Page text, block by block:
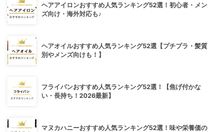
ヘアアイロンおすすめ人気ランキング52選！初心者・メン
ズ向け・海外対応も♪
ヘアオイルおすすめ人気ランキング52選【プチプラ・髪質
別やメンズ向けも！】
フライパンおすすめ人気ランキング52選！【焦げ付かな
い・長持ち！2026最新】
マヌカハニーおすすめ人気ランキング52選！味や栄養価の